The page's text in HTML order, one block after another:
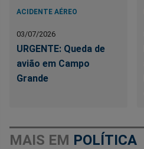
ACIDENTE AÉREO
03/07/2026
URGENTE: Queda de
avião em Campo
Grande
MAIS EM POLÍTICA